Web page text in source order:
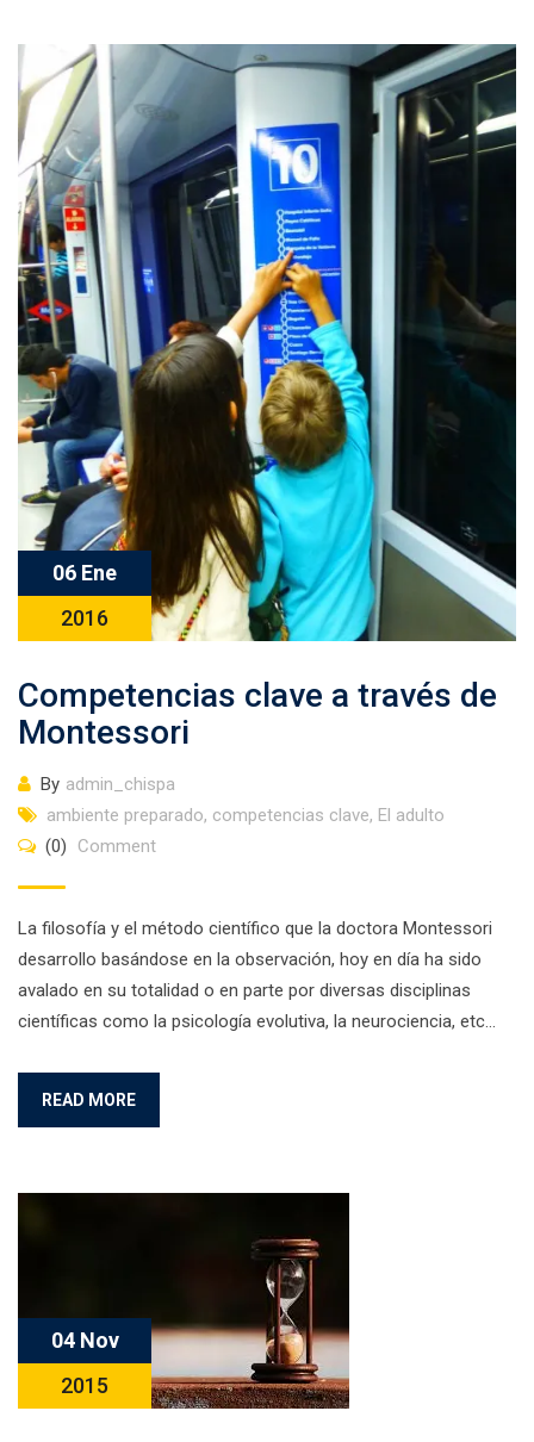
06 Ene
2016
Competencias clave a través de
Montessori
By admin_chispa
ambiente preparado, competencias clave, El adulto
(0)
Comment
La filosofía y el método científico que la doctora Montessori
desarrollo basándose en la observación, hoy en día ha sido
avalado en su totalidad o en parte por diversas disciplinas
científicas como la psicología evolutiva, la neurociencia, etc…
READ MORE
04 Nov
2015